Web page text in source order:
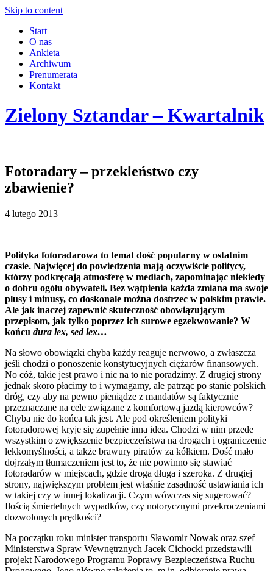
Skip to content
Start
O nas
Ankieta
Archiwum
Prenumerata
Kontakt
Zielony Sztandar – Kwartalnik
Fotoradary – przekleństwo czy
zbawienie?
4 lutego 2013
Polityka fotoradarowa to temat dość popularny w ostatnim
czasie. Najwięcej do powiedzenia mają oczywiście politycy,
którzy podkręcają atmosferę w mediach, zapominając niekiedy
o dobru ogółu obywateli. Bez wątpienia każda zmiana ma swoje
plusy i minusy, co doskonale można dostrzec w polskim prawie.
Ale jak inaczej zapewnić skuteczność obowiązującym
przepisom, jak tylko poprzez ich surowe egzekwowanie? W
końcu dura lex, sed lex…
Na słowo obowiązki chyba każdy reaguje nerwowo, a zwłaszcza
jeśli chodzi o ponoszenie konstytucyjnych ciężarów finansowych.
No cóż, takie jest prawo i nic na to nie poradzimy. Z drugiej strony
jednak skoro płacimy to i wymagamy, ale patrząc po stanie polskich
dróg, czy aby na pewno pieniądze z mandatów są faktycznie
przeznaczane na cele związane z komfortową jazdą kierowców?
Chyba nie do końca tak jest. Ale pod określeniem polityki
fotoradorowej kryje się zupełnie inna idea. Chodzi w nim przede
wszystkim o zwiększenie bezpieczeństwa na drogach i ograniczenie
lekkomyślności, a także brawury piratów za kółkiem. Dość mało
dojrzałym tłumaczeniem jest to, że nie powinno się stawiać
fotoradarów w miejscach, gdzie droga długa i szeroka. Z drugiej
strony, największym problem jest właśnie zasadność ustawiania ich
w takiej czy w innej lokalizacji. Czym wówczas się sugerować?
Ilością śmiertelnych wypadków, czy notorycznymi przekroczeniami
dozwolonych prędkości?
Na początku roku minister transportu Sławomir Nowak oraz szef
Ministerstwa Spraw Wewnętrznych Jacek Cichocki przedstawili
projekt Narodowego Programu Poprawy Bezpieczeństwa Ruchu